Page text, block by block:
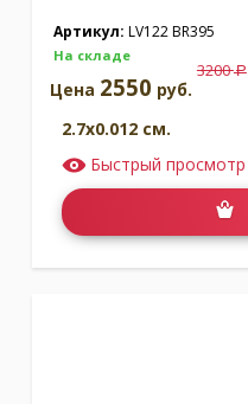
Артикул: LV122 BR395
На складе
Цена 2550 руб.
3200a
2.7x0.012 см.
Быстрый просмотр